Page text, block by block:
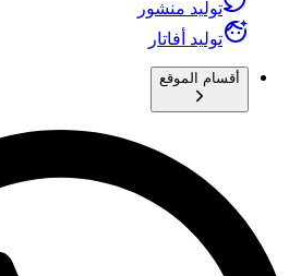
توليد منشور
توليد أفاتار
أقسام الموقع